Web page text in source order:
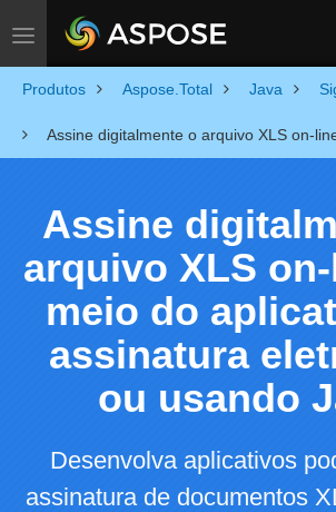
Toggle navigation
Produtos Aspose.Total Java
Assine digitalmente o arquivo XLS on-
Assine
arquivo XLS
meio do
assinatura
ou usando
Desenvolva aplicativos
assinatura de documentos